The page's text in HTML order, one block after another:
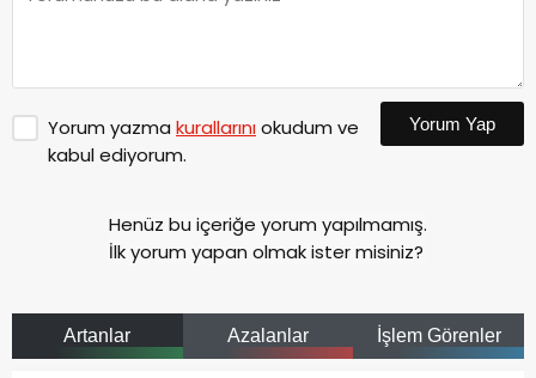
Yorum yazma kurallarınıokudum ve
kabul ediyorum.
Yorum Yap
Henüz bu içeriğe yorum yapılmamış.
İlk yorum yapan olmak ister misiniz?
Artanlar Azalanlar İşlem Görenler